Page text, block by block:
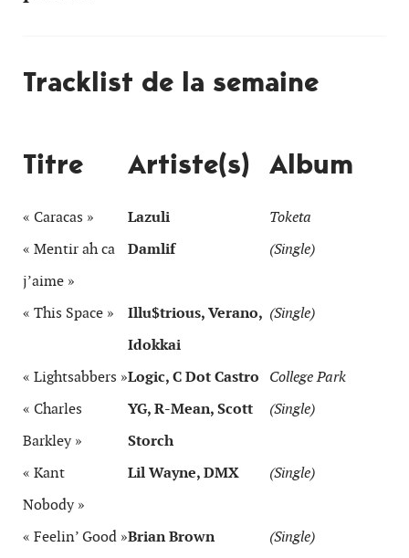
Tracklist de la semaine
Titre Artiste(s) Album
« Caracas » Lazuli
Toketa
« Mentir ah ca
j’aime »
Damlif (Single)
« This Space »
Illu$trious, Verano,
Idokkai
(Single)
« Lightsabbers »Logic, C Dot Castro
College Park
« Charles
Barkley »
YG, R-Mean, Scott
Storch
(Single)
« Kant
Nobody »
Lil Wayne, DMX (Single)
« Feelin’ Good »Brian Brown
(Single)